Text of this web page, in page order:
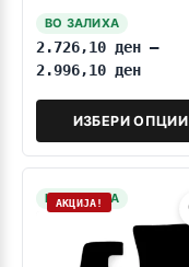
Manual
ВО ЗАЛИХА
2.726,10 ден –
2.996,10 ден
ИЗБЕРИ ОПЦИИ
НА ЗАЛИХА
АКЦИЈА!